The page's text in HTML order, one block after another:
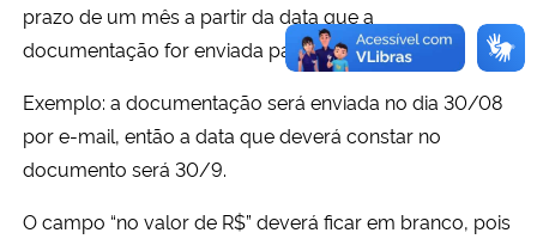
prazo de um mês a partir da data que a
documentação for enviada para o PPGEA.
Exemplo: a documentação será enviada no dia 30/08
por e-mail, então a data que deverá constar no
documento será 30/9.
O campo “no valor de R$” deverá ficar em branco, pois